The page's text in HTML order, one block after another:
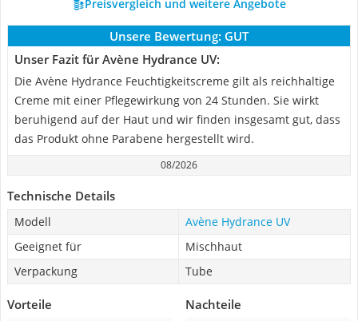
Preisvergleich und weitere Angebote
Unsere Bewertung: GUT
Unser Fazit für Avène Hydrance UV:
Die Avène Hydrance Feuchtigkeitscreme gilt als reichhaltige
Creme mit einer Pflegewirkung von 24 Stunden. Sie wirkt
beruhigend auf der Haut und wir finden insgesamt gut, dass
das Produkt ohne Parabene hergestellt wird.
08/2026
Technische Details
Modell
Avène Hydrance UV
Geeignet für
Mischhaut
Verpackung
Tube
Vorteile Nachteile